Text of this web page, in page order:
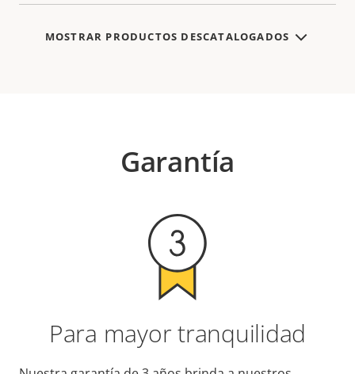
MOSTRAR PRODUCTOS DESCATALOGADOS
Garantía
Para mayor tranquilidad